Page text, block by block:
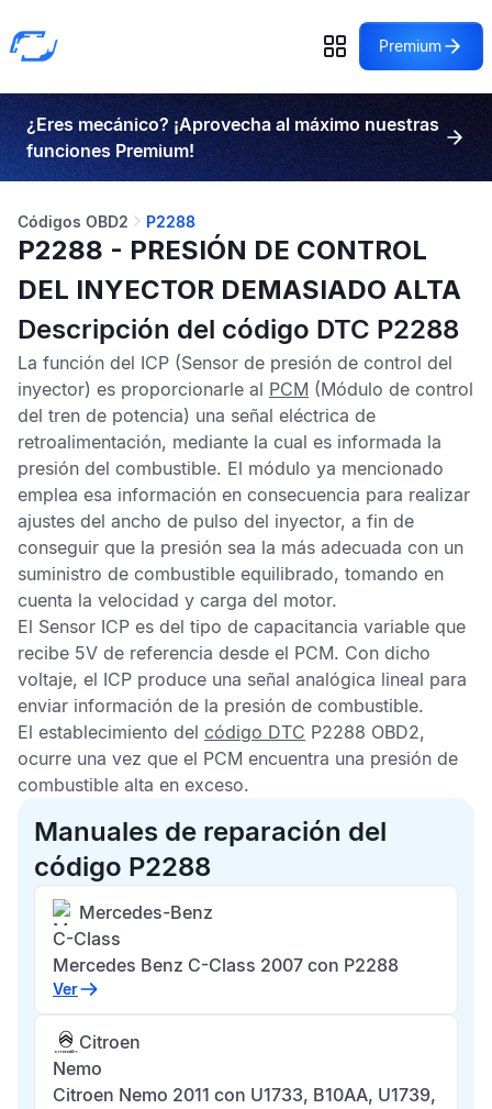
Premium
¿Eres mecánico? ¡Aprovecha al máximo nuestras
funciones Premium!
Códigos OBD2 P2288
P2288 - PRESIÓN DE CONTROL
DEL INYECTOR DEMASIADO ALTA
Descripción del código DTC P2288
La función del ICP (Sensor de presión de control del
inyector) es proporcionarle al PCM (Módulo de control
del tren de potencia) una señal eléctrica de
retroalimentación, mediante la cual es informada la
presión del combustible. El módulo ya mencionado
emplea esa información en consecuencia para realizar
ajustes del ancho de pulso del inyector, a fin de
conseguir que la presión sea la más adecuada con un
suministro de combustible equilibrado, tomando en
cuenta la velocidad y carga del motor.
El Sensor ICP es del tipo de capacitancia variable que
recibe 5V de referencia desde el PCM. Con dicho
voltaje, el ICP produce una señal analógica lineal para
enviar información de la presión de combustible.
El establecimiento del código DTC P2288 OBD2,
ocurre una vez que el PCM encuentra una presión de
combustible alta en exceso.
Manuales de reparación del
código P2288
Mercedes-Benz
C-Class
Mercedes Benz C-Class 2007 con P2288
Ver
Citroen
Nemo
Citroen Nemo 2011 con U1733, B10AA, U1739,